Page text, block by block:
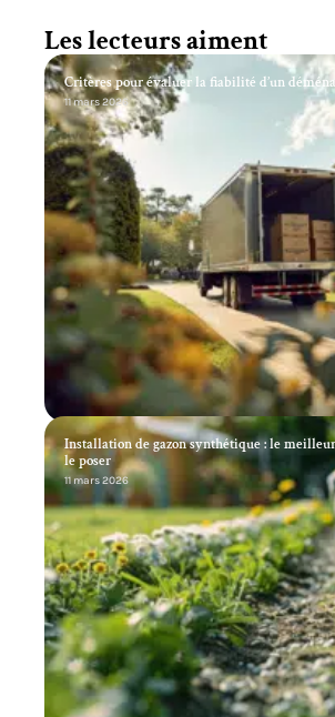
Les lecteurs aiment
Critères pour évaluer la fiabilité d’un
11 mars 2026
Installation de gazon synthétique : le
le poser
11 mars 2026